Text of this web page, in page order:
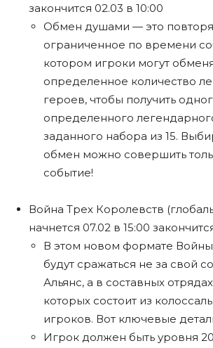
закончится 02.03 в 10:00
Обмен душами — это
ограниченное по времени
котором игроки могут
определенное количество
героев, чтобы получить
определенного
заданного набора из 15.
обмен можно совершить
событие!
Война Трех Королевств
начнется 07.02 в 15:00
В этом новом формате Войны
будут сражаться не за свой
Альянс, а в составных
которых состоит из
игроков. Вот ключевые
Игрок должен быть уровня